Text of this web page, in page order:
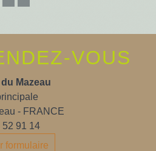
VOUS
Mazeau
- FRANCE
52 91 14
formulaire